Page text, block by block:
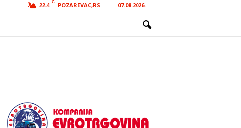
22.4
C POZAREVAC,RS 07.08.2026.